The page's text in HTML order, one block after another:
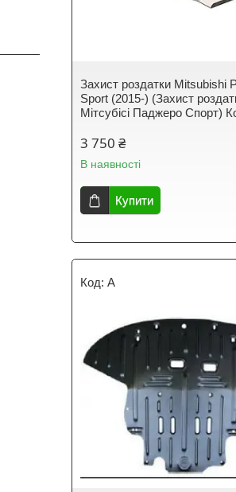
Захист роздатки Mitsubishi
Sport (2015-) (Захист
Мітсубісі Паджеро Спорт)
3 750 ₴
В наявності
Купити
A